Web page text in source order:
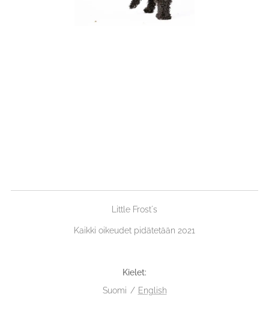
Little Frost´s
Kaikki oikeudet pidätetään 2021
Kielet
Suomi
English